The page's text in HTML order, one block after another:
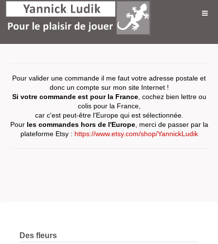
Pour valider une commande il me faut votre adresse postale et
donc un compte sur mon site Internet !
Si votre commande est pour la France, cochez bien lettre ou
colis pour la France,
car c'est peut-être l'Europe qui est sélectionnée.
Pour les commandes hors de l'Europe, merci de passer par la
plateforme Etsy : https://www.etsy.com/shop/YannickLudik
Des fleurs